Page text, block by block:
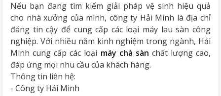
Nếu bạn đang tìm kiếm giải pháp vệ sinh hiệu quả
cho nhà xưởng của mình, công ty Hải Minh là địa chỉ
đáng tin cậy để cung cấp các loại máy lau sàn công
nghiệp. Với nhiều năm kinh nghiệm trong ngành, Hải
Minh cung cấp các loại máy chà sàn chất lượng cao,
đáp ứng mọi nhu cầu của khách hàng.
Thông tin liên hệ:
- Công ty Hải Minh